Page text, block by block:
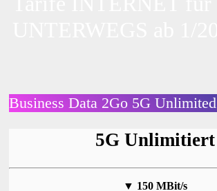
Business Data 2Go 5G Unlimited
5G Unlimitiert
▼ 150 MBit/s